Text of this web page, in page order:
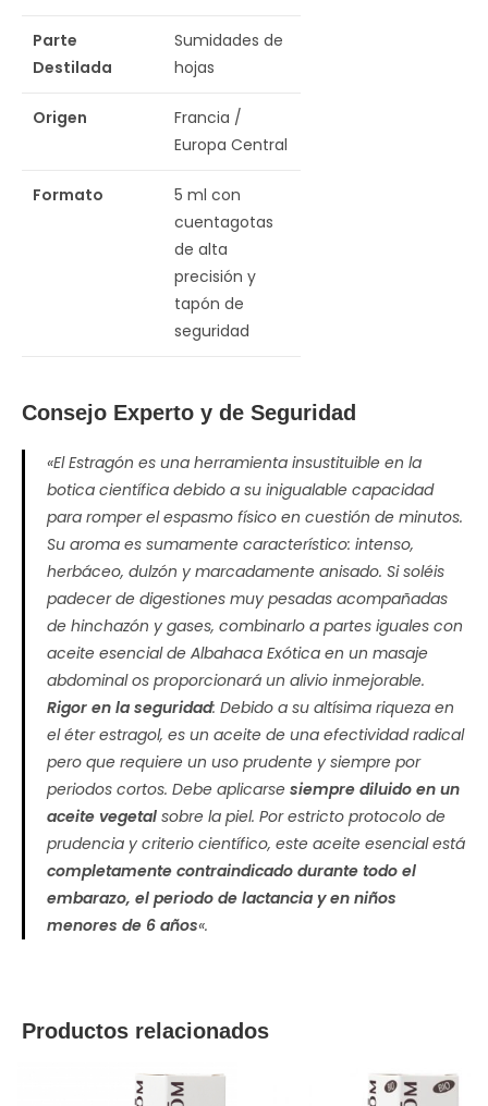
Parte
Destilada
Sumidades de
hojas
Origen
Francia /
Europa Central
Formato
5 ml con
cuentagotas
de alta
precisión y
tapón de
seguridad
Consejo Experto y de Seguridad
«El Estragón es una herramienta insustituible en la
botica científica debido a su inigualable capacidad
para romper el espasmo físico en cuestión de minutos.
Su aroma es sumamente característico: intenso,
herbáceo, dulzón y marcadamente anisado. Si soléis
padecer de digestiones muy pesadas acompañadas
de hinchazón y gases, combinarlo a partes iguales con
aceite esencial de Albahaca Exótica en un masaje
abdominal os proporcionará un alivio inmejorable.
Rigor en la seguridad: Debido a su altísima riqueza en
el éterestragol, es un aceite de una efectividad radical
pero que requiere un uso prudente y siempre por
periodos cortos. Debe aplicarse siempre diluido en un
aceite vegetal sobre la piel. Por estricto protocolo de
prudencia y criterio científico, este aceite esencial está
completamente contraindicado durante todo el
embarazo, el periodo de lactancia y en niños
menores de 6 años«.
Productos relacionados